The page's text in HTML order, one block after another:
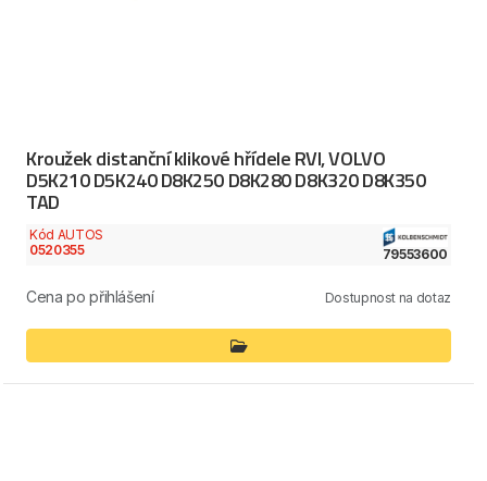
Kroužek distanční klikové hřídele RVI, VOLVO
D5K210 D5K240 D8K250 D8K280 D8K320 D8K350
TAD
Kód AUTOS
0520355
79553600
Cena po přihlášení Dostupnost na dotaz